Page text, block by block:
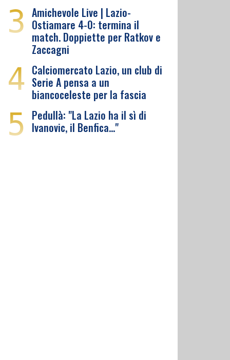
3 Amichevole Live | Lazio-
Ostiamare 4-0: termina il
match. Doppiette per Ratkov e
Zaccagni
4 Calciomercato Lazio, un club di
Serie A pensa a un
biancoceleste per la fascia
5 Pedullà: "La Lazio ha il sì di
Ivanovic, il Benfica…"